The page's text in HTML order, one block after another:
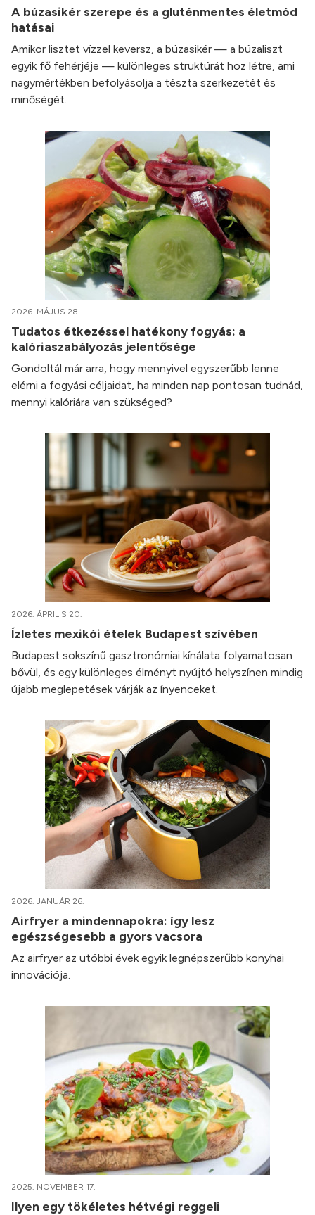
A búzasikér szerepe és a gluténmentes életmód
hatásai
Amikor lisztet vízzel keversz, a búzasikér — a búzaliszt
egyik fő fehérjéje — különleges struktúrát hoz létre, ami
nagymértékben befolyásolja a tészta szerkezetét és
minőségét.
2026. MÁJUS 28.
Tudatos étkezéssel hatékony fogyás: a
kalóriaszabályozás jelentősége
Gondoltál már arra, hogy mennyivel egyszerűbb lenne
elérni a fogyási céljaidat, ha minden nap pontosan tudnád,
mennyi kalóriára van szükséged?
2026. ÁPRILIS 20.
Ízletes mexikói ételek Budapest szívében
Budapest sokszínű gasztronómiai kínálata folyamatosan
bővül, és egy különleges élményt nyújtó helyszínen mindig
újabb meglepetések várják az ínyenceket.
2026. JANUÁR 26.
Airfryer a mindennapokra: így lesz
egészségesebb a gyors vacsora
Az airfryer az utóbbi évek egyik legnépszerűbb konyhai
innovációja.
2025. NOVEMBER 17.
Ilyen egy tökéletes hétvégi reggeli